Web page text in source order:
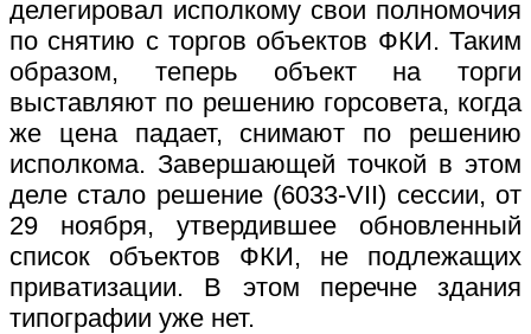
делегировал исполкому свои полномочия
по снятию с торгов объектов ФКИ. Таким
образом, теперь объект на торги
выставляют по решению горсовета, когда
же цена падает, снимают по решению
исполкома. Завершающей точкой в этом
деле стало решение (6033-VII) сессии, от
29 ноября, утвердившее обновленный
список объектов ФКИ, не подлежащих
приватизации. В этом перечне здания
типографии уже нет.